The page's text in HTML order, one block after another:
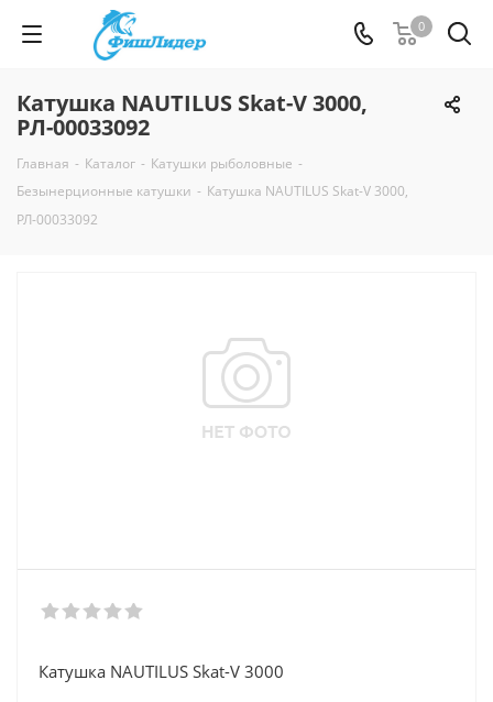
0
Катушка NAUTILUS Skat-V 3000,
РЛ-00033092
Главная - Каталог - Катушки рыболовные -
Безынерционные катушки - Катушка NAUTILUS Skat-V 3000,
РЛ-00033092
Катушка NAUTILUS Skat-V 3000